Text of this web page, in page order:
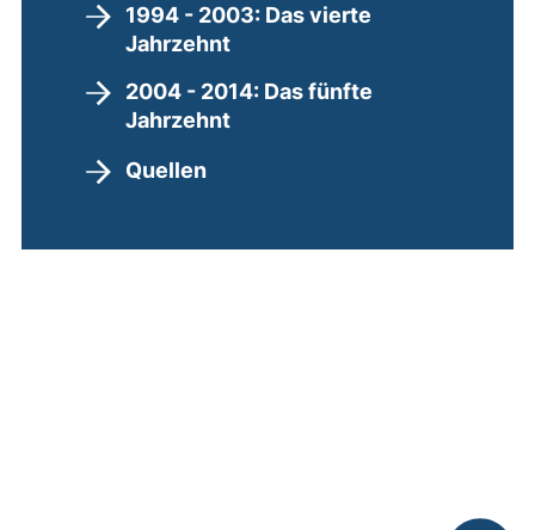
1994 - 2003: Das vierte
Jahrzehnt
2004 - 2014: Das fünfte
Jahrzehnt
Quellen